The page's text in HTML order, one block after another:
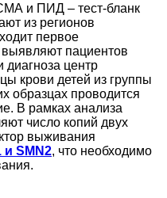
и ПИД – тест-бланк
из регионов
первое
выявляют пациентов
диагноза центр
крови детей из группы
образцах проводится
В рамках анализа
число копий двух
выживания
и SMN2, что необходимо